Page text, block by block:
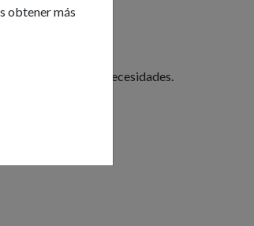
coincidan con tus necesidades.
obtener más